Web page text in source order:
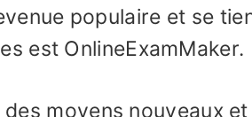
populaire et se
est OnlineExamMaker.
moyens nouveaux